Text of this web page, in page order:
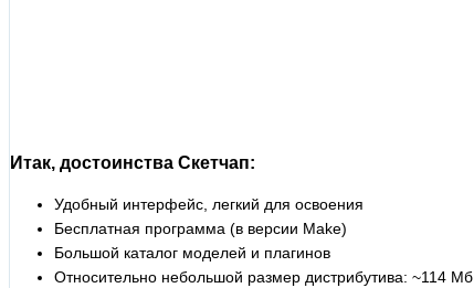
Итак, достоинства Скетчап:
Удобный интерфейс, легкий для освоения
Бесплатная программа (в версии Make)
Большой каталог моделей и плагинов
Относительно небольшой размер дистрибутива: ~114 Мб